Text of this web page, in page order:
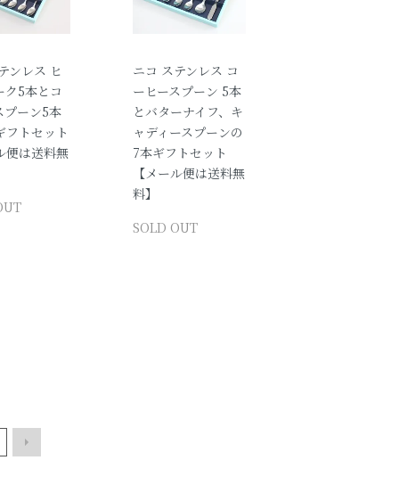
ンレス ヒ
ク5本とコ
プーン5本
フトセット
便は送料無
ニコ ステンレス コ
ーヒースプーン 5本
とバターナイフ、キ
ャディースプーンの
7本ギフトセット
【メール便は送料無
料】
SOLD OUT